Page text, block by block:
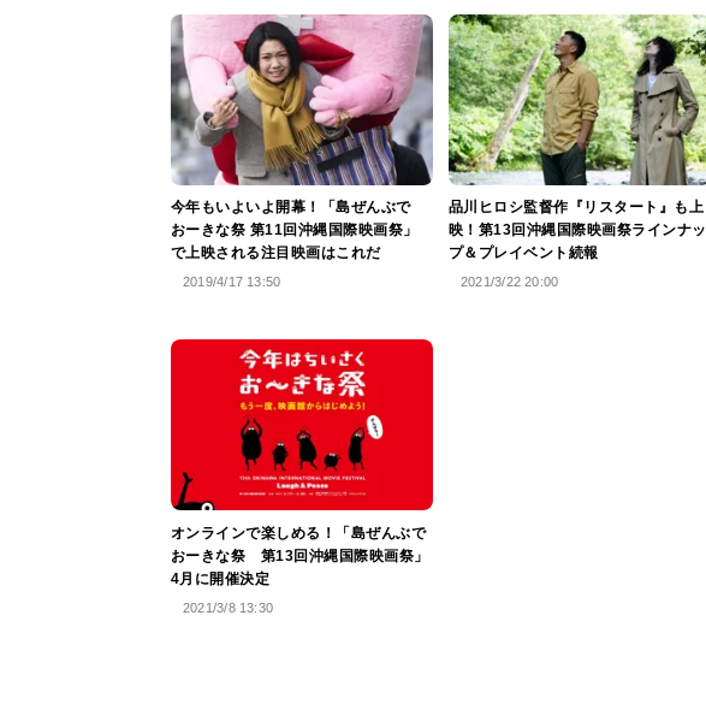
今年もいよいよ開幕！「島ぜんぶで
おーきな祭 第11回沖縄国際映画祭」
で上映される注目映画はこれだ
2019/4/17 13:50
品川ヒロシ監督作『リスタート』も上
映！第13回沖縄国際映画祭ラインナッ
プ＆プレイベント続報
2021/3/22 20:00
オンラインで楽しめる！「島ぜんぶで
おーきな祭 第13回沖縄国際映画祭」
4月に開催決定
2021/3/8 13:30